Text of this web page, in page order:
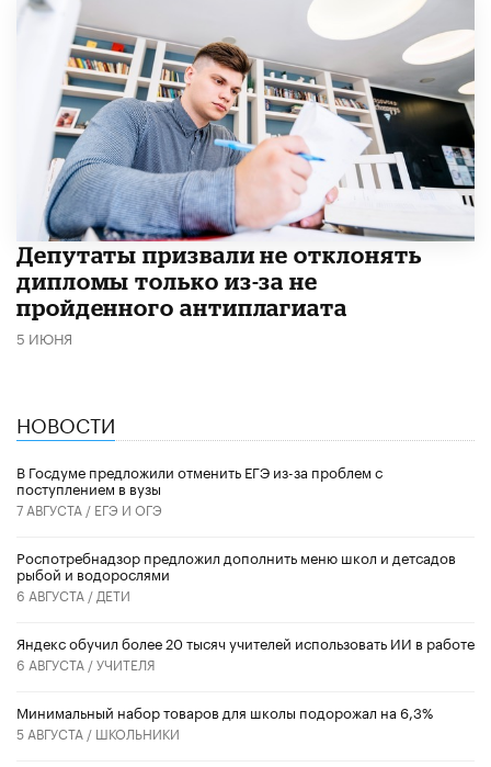
Депутаты призвали не отклонять
дипломы только из-за не
пройденного антиплагиата
5 ИЮНЯ
НОВОСТИ
В Госдуме предложили отменить ЕГЭ из-за проблем с
поступлением в вузы
7 АВГУСТА / ЕГЭ И ОГЭ
Роспотребнадзор предложил дополнить меню школ и детсадов
рыбой и водорослями
6 АВГУСТА / ДЕТИ
​Яндекс обучил более 20 тысяч учителей использовать ИИ в работе
6 АВГУСТА /УЧИТЕЛЯ
Минимальный набор товаров для школы подорожал на 6,3%
5 АВГУСТА / ШКОЛЬНИКИ